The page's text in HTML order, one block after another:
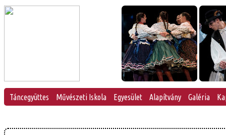
Táncegyüttes Művészeti Iskola Egyesület Alapítvány Galéria